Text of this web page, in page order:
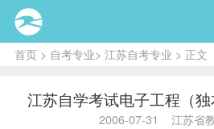
首页> 自考专业> 江苏自考专业 > 正文
江苏自学考试电子工程（
2006-07-31 江苏省